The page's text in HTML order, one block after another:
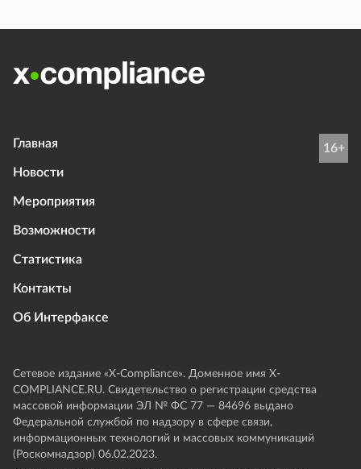
Главная
Новости
Мероприятия
Возможности
Статистика
Контакты
Об Интерфаксе
16+
Сетевое издание «Х-Compliance». Доменное имя X-
COMPLIANCE.RU. Свидетельство о регистрации средства
массовой информации ЭЛ № ФС 77 — 84696 выдано
Федеральной службой по надзору в сфере связи,
информационных технологий и массовых коммуникаций
(Роскомнадзор) 06.02.2023.